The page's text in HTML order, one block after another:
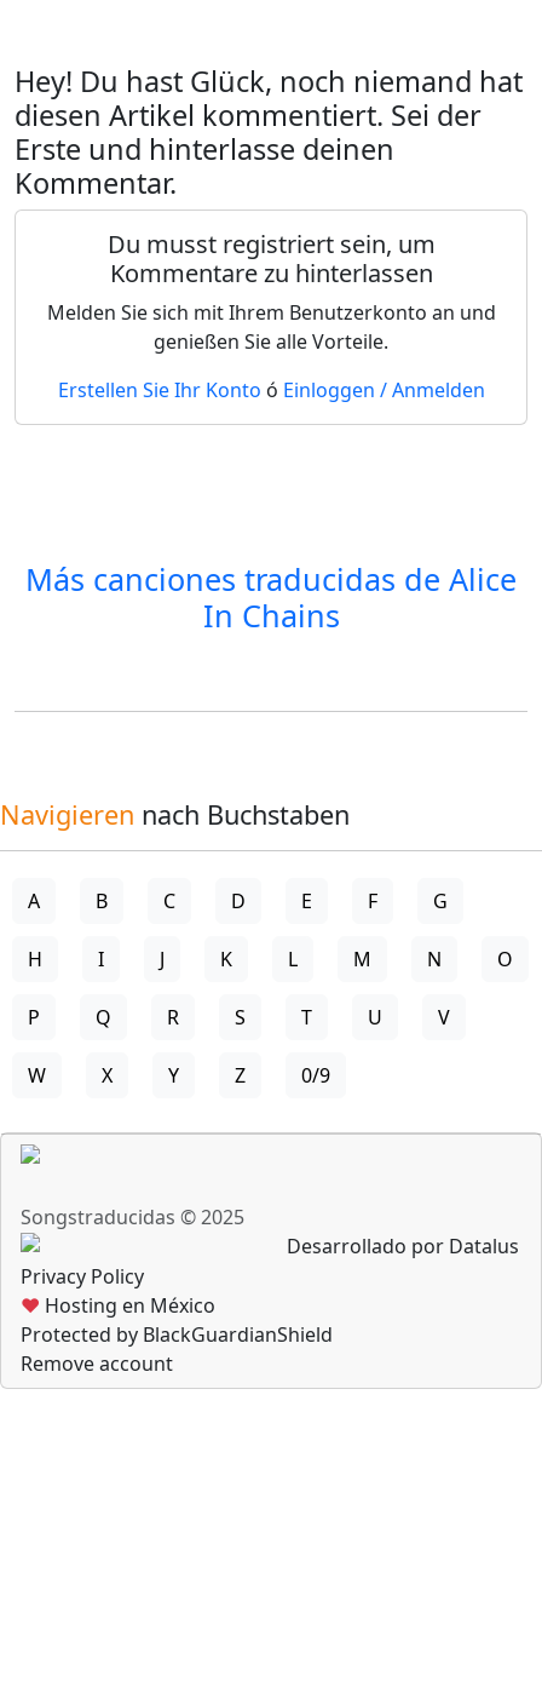
Hey! Du hast Glück, noch niemand hat
diesen Artikel kommentiert. Sei der
Erste und hinterlasse deinen
Kommentar.
Du musst registriert sein, um
Kommentare zu hinterlassen
Melden Sie sich mit Ihrem Benutzerkonto an und
genießen Sie alle Vorteile.
Erstellen Sie Ihr Konto ó Einloggen / Anmelden
Más canciones traducidas de Alice
In Chains
Navigieren nach Buchstaben
A B C D E F G
H I J K L M N O
P Q R S T U V
W X Y Z 0/9
Songstraducidas © 2025
Desarrollado por Datalus
Privacy Policy
♥ Hosting en México
Protected by BlackGuardianShield
Remove account